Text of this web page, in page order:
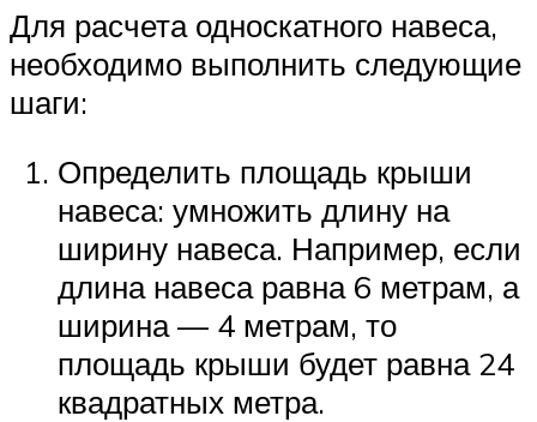
Для расчета односкатного навеса,
необходимо выполнить следующие
шаги:
Определить площадь крыши
навеса: умножить длину на
ширину навеса. Например, если
длина навеса равна 6 метрам, а
ширина — 4 метрам, то
площадь крыши будет равна 24
квадратных метра.